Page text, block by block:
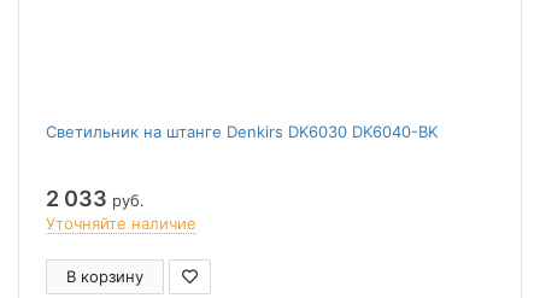
Светильник на штанге Denkirs DK6030 DK6040-BK
2 033 руб.
Уточняйте наличие
В корзину